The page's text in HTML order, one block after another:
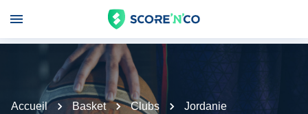
Accueil Basket Clubs Jordanie